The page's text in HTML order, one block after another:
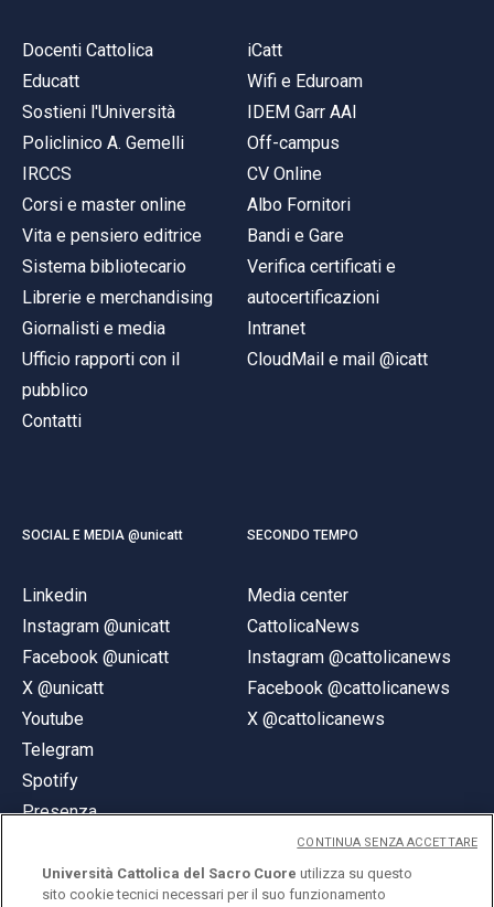
Docenti Cattolica
Educatt
Sostieni l'Università
Policlinico A. Gemelli
IRCCS
Corsi e master online
Vita e pensiero editrice
Sistema bibliotecario
Librerie e merchandising
Giornalisti e media
Ufficio rapporti con il
pubblico
Contatti
iCatt
Wifi e Eduroam
IDEM Garr AAI
Off-campus
CV Online
Albo Fornitori
Bandi e Gare
Verifica certificati e
autocertificazioni
Intranet
CloudMail e mail @icatt
SOCIAL E MEDIA @unicatt
Linkedin
Instagram @unicatt
Facebook @unicatt
X @unicatt
Youtube
Telegram
Spotify
Presenza
SECONDO TEMPO
Media center
CattolicaNews
Instagram @cattolicanews
Facebook @cattolicanews
X @cattolicanews
Università Cattolica del Sacro Cuore utilizza su questo
sito cookie tecnici necessari per il suo funzionamento
CONTINUA SENZA ACCETTARE